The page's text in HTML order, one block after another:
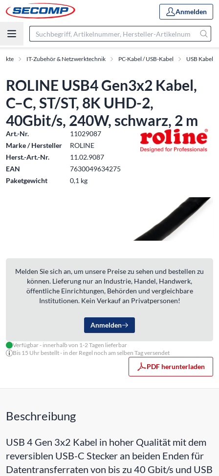
Anmelden
IT-Zubehör & Netzwerktechnik PC-Kabel / USB-Kabel USB Kabel
ROLINE USB4 Gen3x2 Kabel,
C–C, ST/ST, 8K UHD-2,
40Gbit/s, 240W, schwarz, 2 m
Art.-Nr.
11029087
Marke / Hersteller
ROLINE
Herst.-Art.-Nr.
11.02.9087
EAN
7630049634275
Paketgewicht
0,1 kg
Melden Sie sich an, um unsere Preise zu sehen und bestellen zu
können. Lieferung nur an Industrie, Handel, Handwerk,
öffentliche Einrichtungen, Behörden und vergleichbare
Institutionen. Kein Verkauf an Privatpersonen!
Anmelden
Verfügbar - innerhalb von 1-2 Tagen lieferbar
Bis 15 Uhr bestellt - in der Regel noch am selben Tag versendet
PDF herunterladen
Beschreibung
USB 4 Gen 3x2 Kabel in hoher Qualität mit dem
reversiblen USB-C Stecker an beiden Enden für
Datentransferraten von bis zu 40 Gbit/s und USB